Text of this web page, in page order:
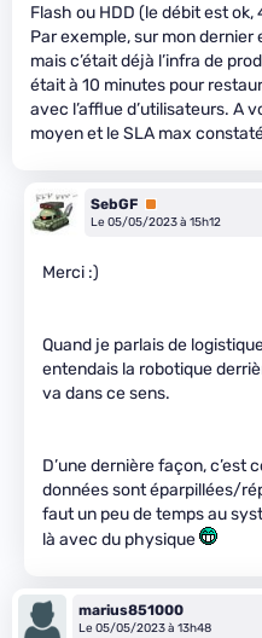
Flash ou HDD (le débit est
Par exemple, sur mon dernier
mais c’était déjà l’infra de
était à 10 minutes pour
avec l’afflue d’utilisateurs. A
moyen et le SLA max
SebGF Premium
Le 05/05/2023 à 15h12
Merci :)
Quand je parlais de
entendais la robotique
va dans ce sens.
D’une dernière façon, c’est
données sont éparpillées/
faut un peu de temps au
là avec du physique
marius851000
Le 05/05/2023 à 13h48